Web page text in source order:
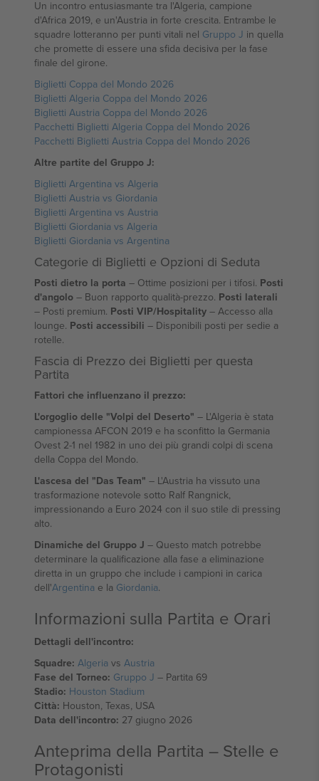
Un incontro entusiasmante tra l'Algeria, campione
d'Africa 2019, e un'Austria in forte crescita. Entrambe le
squadre lotteranno per punti vitali nel Gruppo J in quella
che promette di essere una sfida decisiva per la fase
finale del girone.
Biglietti Coppa del Mondo 2026
Biglietti Algeria Coppa del Mondo 2026
Biglietti Austria Coppa del Mondo 2026
Pacchetti Biglietti Algeria Coppa del Mondo 2026
Pacchetti Biglietti Austria Coppa del Mondo 2026
Altre partite del Gruppo J:
Biglietti Argentina vs Algeria
Biglietti Austria vs Giordania
Biglietti Argentina vs Austria
Biglietti Giordania vs Algeria
Biglietti Giordania vs Argentina
Categorie di Biglietti e Opzioni di Seduta
Posti dietro la porta – Ottime posizioni per i tifosi. Posti
d'angolo – Buon rapporto qualità-prezzo. Posti laterali
– Posti premium. Posti VIP/Hospitality – Accesso alla
lounge. Posti accessibili – Disponibili posti per sedie a
rotelle.
Fascia di Prezzo dei Biglietti per questa
Partita
Fattori che influenzano il prezzo:
L'orgoglio delle "Volpi del Deserto" – L'Algeria è stata
campionessa AFCON 2019 e ha sconfitto la Germania
Ovest 2-1 nel 1982 in uno dei più grandi colpi di scena
della Coppa del Mondo.
L'ascesa del "Das Team" – L'Austria ha vissuto una
trasformazione notevole sotto Ralf Rangnick,
impressionando a Euro 2024 con il suo stile di pressing
alto.
Dinamiche del Gruppo J – Questo match potrebbe
determinare la qualificazione alla fase a eliminazione
diretta in un gruppo che include i campioni in carica
dell'Argentina e la Giordania.
Informazioni sulla Partita e Orari
Dettagli dell'incontro:
Squadre: Algeria vs Austria
Fase del Torneo: Gruppo J – Partita 69
Stadio: Houston Stadium
Città: Houston, Texas, USA
Data dell'incontro: 27 giugno 2026
Anteprima della Partita – Stelle e
Protagonisti